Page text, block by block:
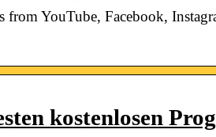
YouTube, Facebook,
kostenlosen